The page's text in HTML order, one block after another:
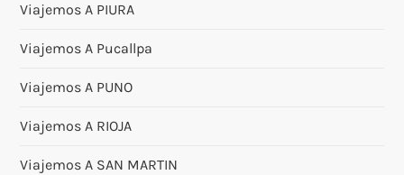
Viajemos A PIURA
Viajemos A Pucallpa
Viajemos A PUNO
Viajemos A RIOJA
Viajemos A SAN MARTIN